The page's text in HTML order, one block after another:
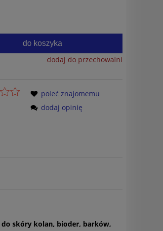
do koszyka
dodaj do przechowalni
poleć znajomemu
dodaj opinię
skóry kolan, bioder, barków,